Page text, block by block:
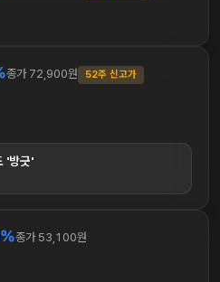
종가 72,900원 52주 신고가
'방긋'
종가 53,100원